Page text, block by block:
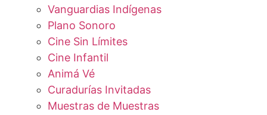
Vanguardias Indígenas
Plano Sonoro
Cine Sin Límites
Cine Infantil
Animá Vé
Curadurías Invitadas
Muestras de Muestras